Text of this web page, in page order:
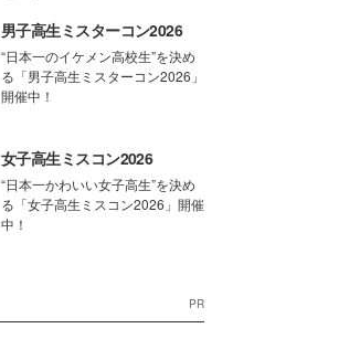
男子高生ミスターコン2026
“日本一のイケメン高校生”を決め
る「男子高生ミスターコン2026」
開催中！
女子高生ミスコン2026
“日本一かわいい女子高生”を決め
る「女子高生ミスコン2026」開催
中！
PR